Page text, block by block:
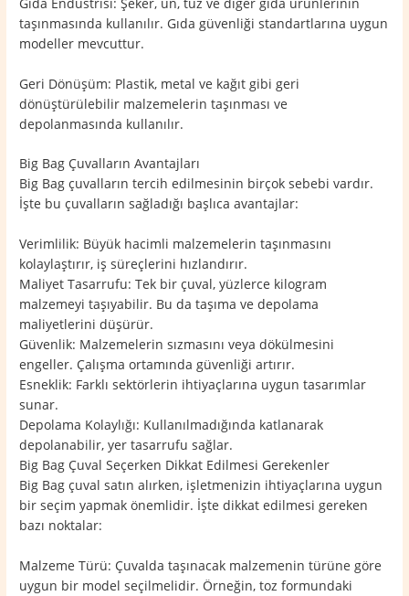
taşınmasında kullanılır. Gıda güvenliği standartlarına uygun
modeller mevcuttur.
Geri Dönüşüm: Plastik, metal ve kağıt gibi geri
dönüştürülebilir malzemelerin taşınması ve
depolanmasında kullanılır.
Big Bag Çuvalların Avantajları
Big Bag çuvalların tercih edilmesinin birçok sebebi vardır.
İşte bu çuvalların sağladığı başlıca avantajlar:
Verimlilik: Büyük hacimli malzemelerin taşınmasını
kolaylaştırır, iş süreçlerini hızlandırır.
Maliyet Tasarrufu: Tek bir çuval, yüzlerce kilogram
malzemeyi taşıyabilir. Bu da taşıma ve depolama
maliyetlerini düşürür.
Güvenlik: Malzemelerin sızmasını veya dökülmesini
engeller. Çalışma ortamında güvenliği artırır.
Esneklik: Farklı sektörlerin ihtiyaçlarına uygun tasarımlar
sunar.
Depolama Kolaylığı: Kullanılmadığında katlanarak
depolanabilir, yer tasarrufu sağlar.
Big Bag Çuval Seçerken Dikkat Edilmesi Gerekenler
Big Bag çuval satın alırken, işletmenizin ihtiyaçlarına uygun
bir seçim yapmak önemlidir. İşte dikkat edilmesi gereken
bazı noktalar:
Malzeme Türü: Çuvalda taşınacak malzemenin türüne göre
uygun bir model seçilmelidir. Örneğin, toz formundaki